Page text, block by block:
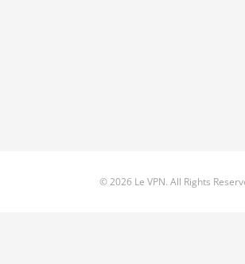
© 2026 Le VPN. All Rights